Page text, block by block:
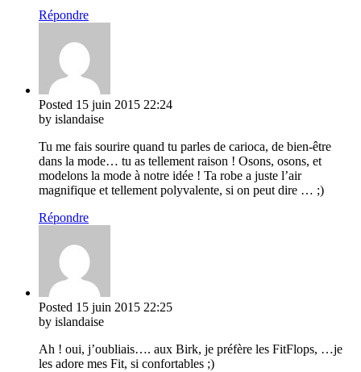
Répondre
Posted 15 juin 2015 22:24
by islandaise
Tu me fais sourire quand tu parles de carioca, de bien-être
dans la mode… tu as tellement raison ! Osons, osons, et
modelons la mode à notre idée ! Ta robe a juste l’air
magnifique et tellement polyvalente, si on peut dire … ;)
Répondre
Posted 15 juin 2015 22:25
by islandaise
Ah ! oui, j’oubliais…. aux Birk, je préfère les FitFlops, …je
les adore mes Fit, si confortables ;)